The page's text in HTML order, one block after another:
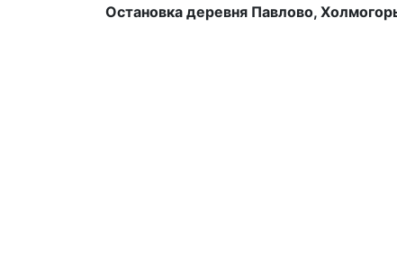
Остановка деревня Павлово,